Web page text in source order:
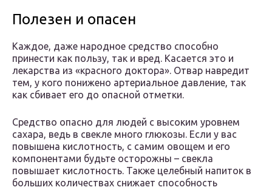
Полезен и опасен
Каждое, даже народное средство способно
принести как пользу, так и вред. Касается это и
лекарства из «красного доктора». Отвар навредит
тем, у кого понижено артериальное давление, так
как сбивает его до опасной отметки.
Средство опасно для людей с высоким уровнем
сахара, ведь в свекле много глюкозы. Если у вас
повышена кислотность, с самим овощем и его
компонентами будьте осторожны – свекла
повышает кислотность. Также целебный напиток в
больших количествах снижает способность